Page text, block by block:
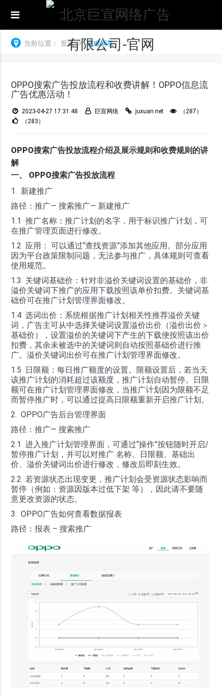
当前位置： 首页 疑难解答
OPPO搜索广告投放流程和收费讲解！OPPO信息流
广告优惠活动！
2023-04-27 17:31:48 巨宣网络 juxuan.net
（287）
（283）
OPPO搜索广告投放流程介绍及展示规则和收费规则的讲
解
一、 OPPO搜索广告投放流程
1. 新建推广
路径：推广— 搜索推广— 新建推广
1.1 推广名称：推广计划的名字，用于标识推广计划，可
在推广管理页面进行修改。
1.2 应用： 可以通过“查找资源”添加其他应用。部分应用
因为平台政策限制问题，无法参与推广，具体规则可查看
使用规范。
1.3 关键词基础价：针对非溢价关键词设置的基础价，非
溢价关键词下推广的应用下载按照该单价扣费。关键词基
础价可在推广计划管理界面修改。
1.4 选词出价：系统根据推广计划相关性推荐溢价关键
词，广告主可从中选择关键词设置溢价出价（溢价出价＞
基础价），设置溢价的关键词下产生的下载便按照该出价
扣费，其余未被选中的关键词则自动按照基础价进行推
广。溢价关键词出价可在推广计划管理界面修改。
1.5 日限额：每日推广额度的设置。限额设置后，若当天
该推广计划的消耗超过该额度，推广计划自动暂停。日限
额可在推广计划管理界面修改，当推广计划因为限额不足
而暂停推广时，可以通过提高日限额重新开启推广计划。
2. OPPO广告后台管理界面
路径：推广— 搜索推广
2.1 进入推广计划管理界面，可通过“操作”按钮随时开启/
暂停推广计划，并可以对推广 名称、日限额、基础出
价、溢价关键词出价进行修改，修改后即刻生效。
2.2 若资源状态出现变更，推广计划会受资源状态影响而
暂停（例如：资源因版本过低下架 等），因此请不要随
意更改资源的状态。
3. OPPO广告如何查看数据报表
路径：报表 – 搜索推广